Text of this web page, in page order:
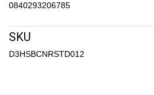
0840293206785
SKU
D3HSBCNRSTD012